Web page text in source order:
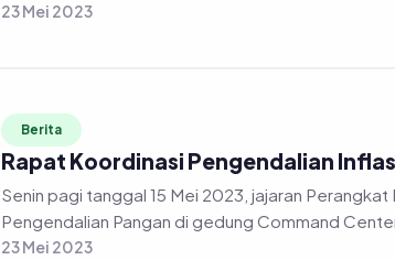
23 Mei 2023
Berita
Rapat Koordinasi Pengendalian
Senin pagi tanggal 15 Mei 2023, jajaran
Pengendalian Pangan di gedung Command
23 Mei 2023